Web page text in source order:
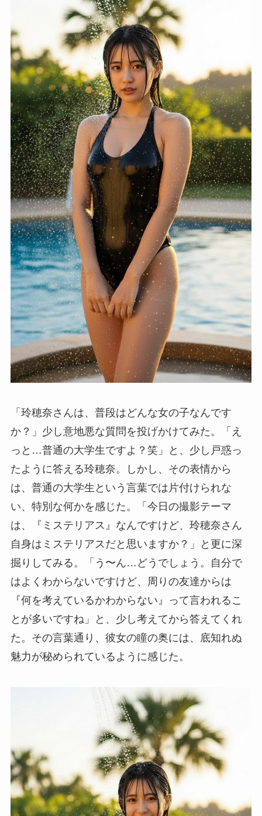
「玲穂奈さんは、普段はどんな女の子なんです
か？」少し意地悪な質問を投げかけてみた。「え
っと…普通の大学生ですよ？笑」と、少し戸惑っ
たように答える玲穂奈。しかし、その表情から
は、普通の大学生という言葉では片付けられな
い、特別な何かを感じた。「今日の撮影テーマ
は、『ミステリアス』なんですけど、玲穂奈さん
自身はミステリアスだと思いますか？」と更に深
掘りしてみる。「う〜ん…どうでしょう。自分で
はよくわからないですけど、周りの友達からは
『何を考えているかわからない』って言われるこ
とが多いですね」と、少し考えてから答えてくれ
た。その言葉通り、彼女の瞳の奥には、底知れぬ
魅力が秘められているように感じた。